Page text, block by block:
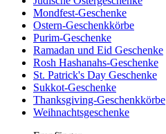
Mondfest-Geschenke
Ostern-Geschenkkörbe
Purim-Geschenke
Ramadan und Eid Geschenke
Rosh Hashanahs-Geschenke
St. Patrick's Day Geschenke
Sukkot-Geschenke
Thanksgiving-Geschenkkörbe
Weihnachtsgeschenke